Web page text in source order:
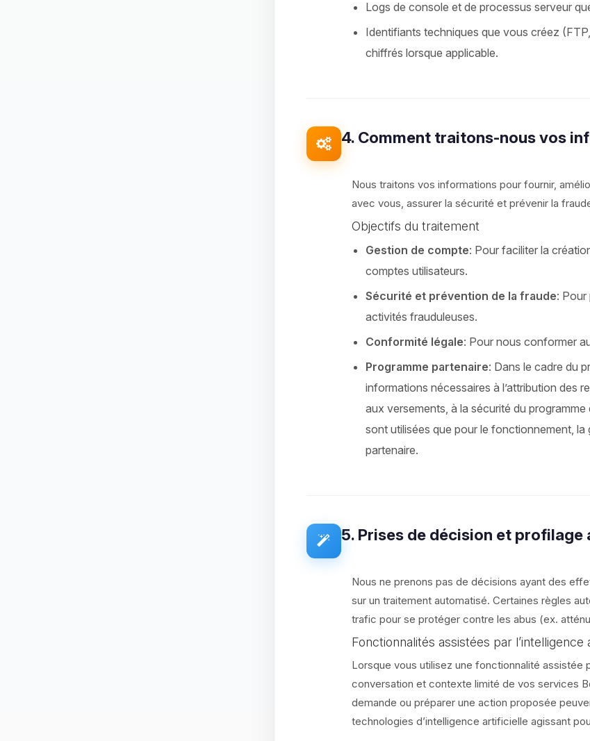
Logs de console et de processus serveur
Identifiants techniques que vous créez
chiffrés lorsque applicable.
4. Comment traitons-nous vos
Nous traitons vos informations pour fournir,
avec vous, assurer la sécurité et prévenir la
Objectifs du traitement
Gestion de compte: Pour faciliter la
comptes utilisateurs.
Sécurité et prévention de la fraude:
activités frauduleuses.
Conformité légale: Pour nous conformer
Programme partenaire: Dans le cadre du
informations nécessaires à l’attribution des
aux versements, à la sécurité du
sont utilisées que pour le fonctionnement,
partenaire.
5. Prises de décision et profilage
Nous ne prenons pas de décisions ayant des
sur un traitement automatisé. Certaines règles
trafic pour se protéger contre les abus (ex.
Fonctionnalités assistées par l’intelligence
Lorsque vous utilisez une fonctionnalité assistée
conversation et contexte limité de vos services
demande ou préparer une action proposée
technologies d’intelligence artificielle agissant